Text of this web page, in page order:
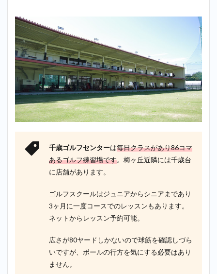
千歳ゴルフセンターは毎日クラスがあり86コマ
あるゴルフ練習場です。梅ヶ丘近隣には千歳台
に店舗があります。
ゴルフスクールはジュニアからシニアまであり
3ヶ月に一度コースでのレッスンもあります。
ネットからレッスン予約可能。
広さが80ヤードしかないので球筋を確認しづら
いですが、ボールの行方を気にする必要はあり
ません。